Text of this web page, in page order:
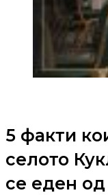
5 факти
селото
се еден